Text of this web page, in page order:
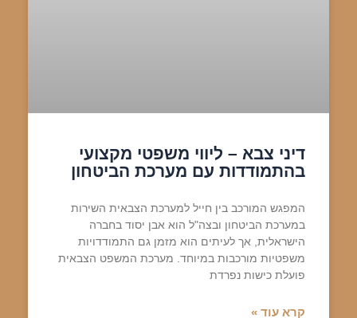
דיני צבא – ליווי משפטי מקצועי
בהתמודדות עם מערכת הביטחון
המפגש המורכב בין חייל למערכת הצבאית השירות
במערכת הביטחון ובצה"ל הוא אבן יסוד בחברה
הישראלית, אך לעיתים הוא מזמן גם התמודדויות
משפטיות מורכבות במיוחד. מערכת המשפט הצבאית
פועלת כישות נפרדת
קרא עוד »